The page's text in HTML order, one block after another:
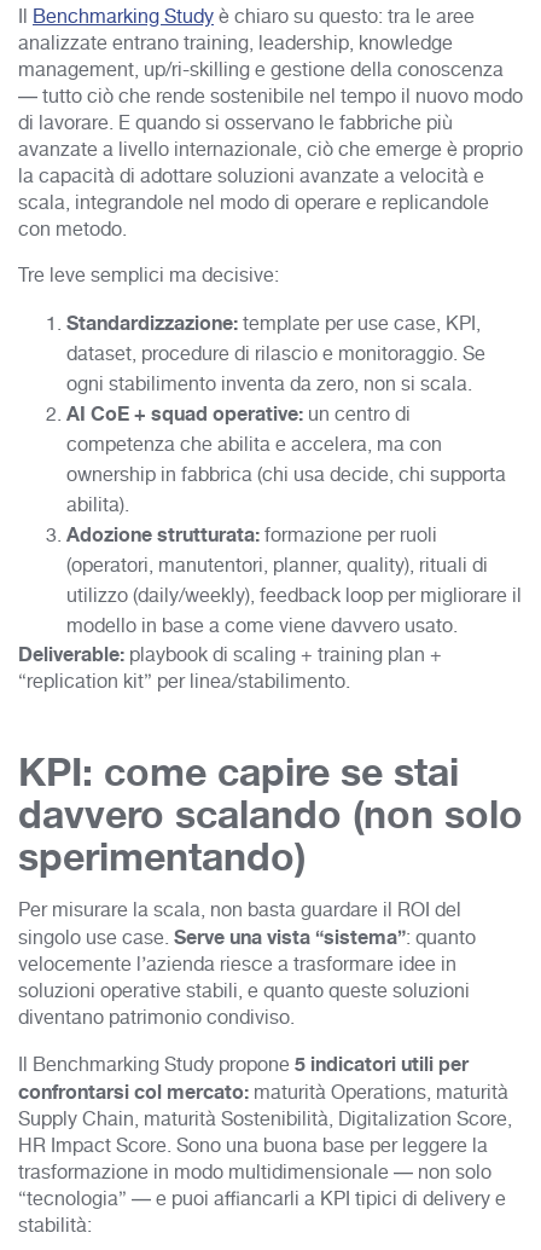
Il Benchmarking Studyè chiaro su questo: tra le aree
analizzate entrano training, leadership, knowledge
management, up/ri-skilling e gestione della conoscenza
— tutto ciò che rende sostenibile nel tempo il nuovo modo
di lavorare. E quando si osservano le fabbriche più
avanzate a livello internazionale, ciò che emerge è proprio
la capacità di adottare soluzioni avanzate a velocità e
scala, integrandole nel modo di operare e replicandole
con metodo.
Tre leve semplici ma decisive:
Standardizzazione:template per use case, KPI,
dataset, procedure di rilascio e monitoraggio. Se
ogni stabilimento inventa da zero, non si scala.
AI CoE + squad operative: un centro di
competenza che abilita e accelera, ma con
ownership in fabbrica (chi usa decide, chi supporta
abilita).
Adozione strutturata:formazione per ruoli
(operatori, manutentori, planner, quality), rituali di
utilizzo (daily/weekly), feedback loop per migliorare il
modello in base a come viene davvero usato.
Deliverable: playbook di scaling + training plan +
“replication kit” per linea/stabilimento.
KPI: come capire se stai
davvero scalando (non solo
sperimentando)
Per misurare la scala, non basta guardare il ROI del
singolo use case. Serve una vista “sistema”: quanto
velocemente l’azienda riesce a trasformare idee in
soluzioni operative stabili, e quanto queste soluzioni
diventano patrimonio condiviso.
Il Benchmarking Study propone 5 indicatori utili per
confrontarsi col mercato: maturità Operations, maturità
Supply Chain, maturità Sostenibilità, Digitalization Score,
HR Impact Score. Sono una buona base per leggere la
trasformazione in modo multidimensionale — non solo
“tecnologia” — e puoi affiancarli a KPI tipici di delivery e
stabilità: